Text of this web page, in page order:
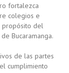
fortalezca
colegios e
propósito del
Bucaramanga.
de las partes
cumplimiento